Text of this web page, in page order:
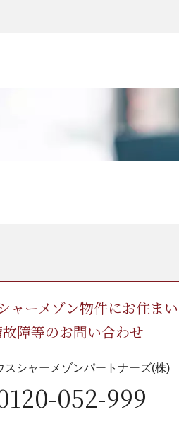
ャーメゾン物件にお住ま
障等のお問い合わせ
シャーメゾンパートナーズ(株)
052-999